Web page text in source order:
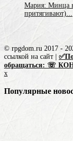
Мария: Минца в
притягивают)...
© rpgdom.ru 2017 -
ссылкой на сайт |
обращаться: ☏
x
Популярные